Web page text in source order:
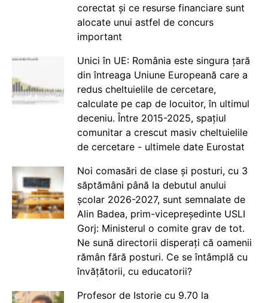
corectat și ce resurse financiare sunt
alocate unui astfel de concurs
important
Unici în UE: România este singura țară
din întreaga Uniune Europeană care a
redus cheltuielile de cercetare,
calculate pe cap de locuitor, în ultimul
deceniu. Între 2015-2025, spațiul
comunitar a crescut masiv cheltuielile
de cercetare - ultimele date Eurostat
Noi comasări de clase și posturi, cu 3
săptămâni până la debutul anului
școlar 2026-2027, sunt semnalate de
Alin Badea, prim-vicepreședinte USLI
Gorj: Ministerul o comite grav de tot.
Ne sună directorii disperați că oamenii
rămân fără posturi. Ce se întâmplă cu
învățătorii, cu educatorii?
Profesor de Istorie cu 9.70 la